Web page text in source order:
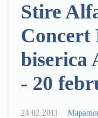
Stire
Concert
biserica
- 20
24.02.2011